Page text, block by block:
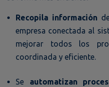
Recopila información
empresa conectada al
mejorar todos los
coordinada y eficiente.
Se automatizan